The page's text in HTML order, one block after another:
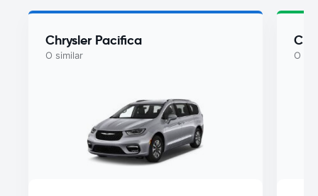
Chrysler Pacifica
O similar O